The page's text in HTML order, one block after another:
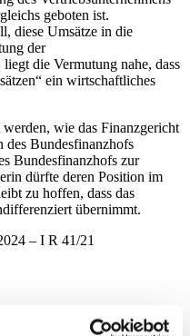
geboten ist.
diese Umsätze in die
der
die Vermutung nahe, dass
ein wirtschaftliches
wie das Finanzgericht
des Bundesfinanzhofs
Bundesfinanzhofs zur
dürfte deren Position im
zu hoffen, dass das
übernimmt.
– I R 41/21